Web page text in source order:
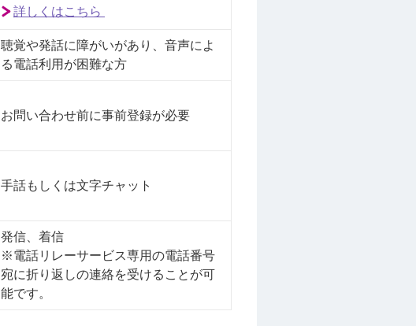
詳しくはこちら
聴覚や発話に障がいがあり、音声によ
る電話利用が困難な方
お問い合わせ前に事前登録が必要
手話もしくは文字チャット
発信、着信
※電話リレーサービス専用の電話番号
宛に折り返しの連絡を受けることが可
能です。